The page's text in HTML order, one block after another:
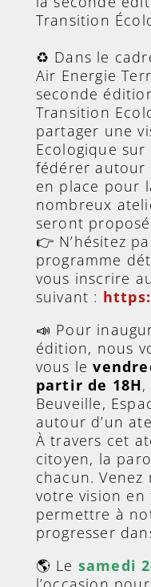
Transition
♻️ Dans le
Air Energie
seconde
Transition
partager une
Ecologique
fédérer autour
en place pour
nombreux
seront
👉 N’hésitez
programme
vous inscrire
suivant :
📣 Pour
édition, nous
vous le
partir de 18H,
Beuveille,
autour d’un
À travers cet
citoyen, la
chacun.
votre vision en
permettre à
progresser
🌎 Le samedi